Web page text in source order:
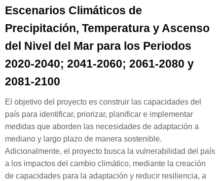
Escenarios Climáticos de
Precipitación, Temperatura y Ascenso
del Nivel del Mar para los Periodos
2020-2040; 2041-2060; 2061-2080 y
2081-2100
El objetivo del proyecto es construir las capacidades del
país para identificar, priorizar, planificar e implementar
medidas que aborden las necesidades de adaptación a
mediano y largo plazo de manera sostenible.
Adicionalmente, el proyecto busca la vulnerabilidad del país
a los impactos del cambio climático, mediante la creación
de capacidades para la adaptación y reducir resiliencia, a